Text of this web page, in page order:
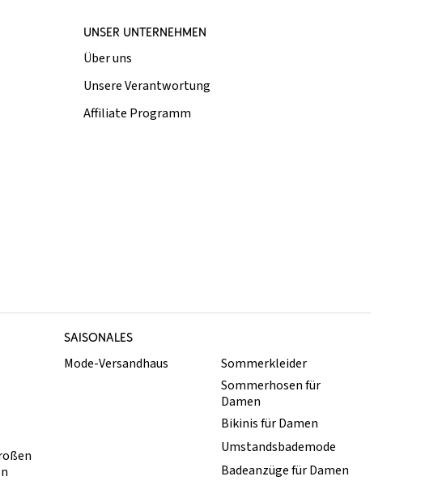
UNSER UNTERNEHMEN
Über uns
Unsere Verantwortung
Affiliate Programm
SAISONALES
Mode-Versandhaus
Sommerkleider
Sommerhosen für
Damen
Bikinis für Damen
Umstandsbademode
Badeanzüge für Damen